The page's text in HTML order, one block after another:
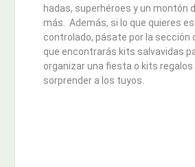
hadas, superhéroes y un montón
más. Además, si lo que quieres
controlado, pásate por la sección
que encontrarás kits salvavidas
organizar una fiesta o kits regalos
sorprender a los tuyos.